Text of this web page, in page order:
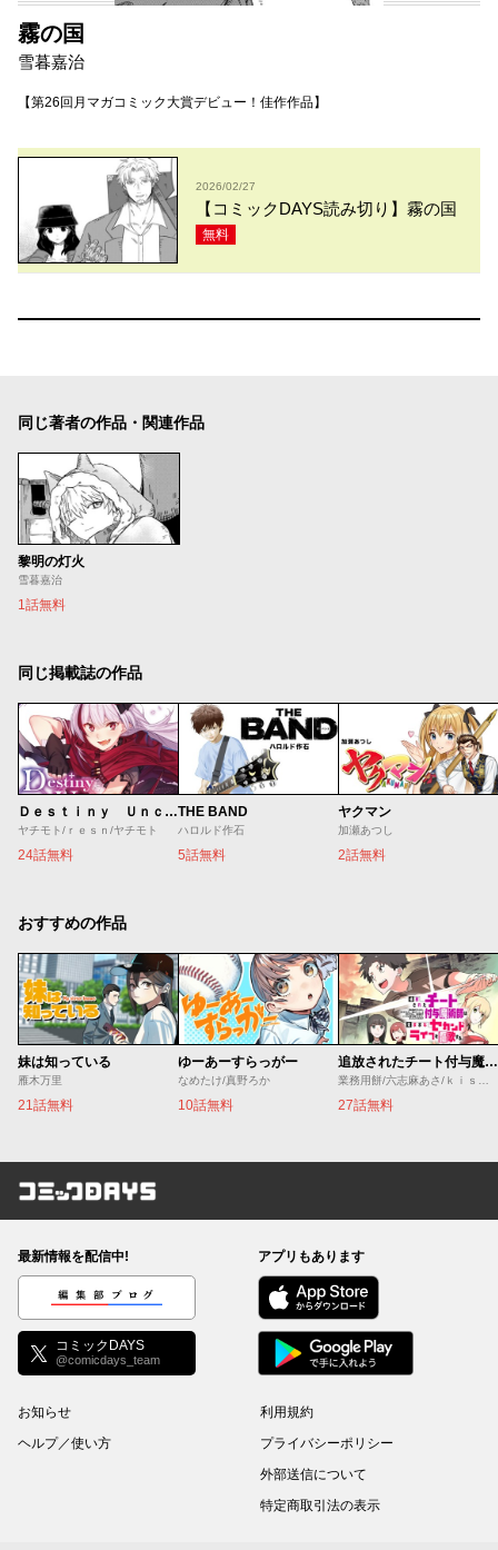
霧の国
雪暮嘉治
【第26回月マガコミック大賞デビュー！佳作作品】
2026/02/27
【コミックDAYS読み切り】霧の国
無料
同じ著者の作品・関連作品
黎明の灯火
雪暮嘉治
1話無料
同じ掲載誌の作品
Ｄｅｓｔｉｎｙ Ｕｎｃｈａｉｎ Ｏｎｌｉｎｅ 吸血鬼少女となって、やがて『赤の魔王』と呼ばれるようになりました
ヤチモト/ｒｅｓｎ/ヤチモト
24話無料
THE BAND
ハロルド作石
5話無料
ヤクマン
加瀬あつし
2話無料
おすすめの作品
妹は知っている
雁木万里
21話無料
ゆーあーすらっがー
なめたけ/真野ろか
10話無料
追放されたチート付与魔術師は気ままなセカンドライフを謳歌する。 ～俺は武器だけじゃなく、あらゆるものに『強化ポイント』を付与できるし、俺の意思でいつでも効果を解除できるけど、残った人たち大丈夫？～
27話無料
コミックDAYS
最新情報を配信中!
編集部ブログ
コミックDAYS
@comicdays_team
アプリもあります
お知らせ
ヘルプ／使い方
利用規約
プライバシーポリシー
外部送信について
特定商取引法の表示